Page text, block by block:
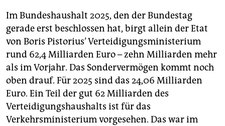
Im Bundeshaushalt 2025, den der Bundestag
gerade erst beschlossen hat, birgt allein der Etat
von Boris Pistorius’ Verteidigungsministerium
rund 62,4 Milliarden Euro – zehn Milliarden mehr
als im Vorjahr. Das Sondervermögen kommt noch
oben drauf. Für 2025 sind das 24,06 Milliarden
Euro. Ein Teil der gut 62 Milliarden des
Verteidigungshaushalts ist für das
Verkehrsministerium vorgesehen. Das war im